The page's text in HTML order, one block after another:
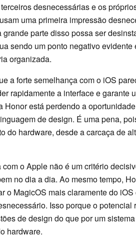
desnecessárias e os
uma primeira impressão
parte disso possa ser
sendo um ponto negativo
organizada.
a forte semelhança com o iOS
rapidamente a interface e garante
Honor está perdendo a
de design. É uma pena,
do hardware, desde a carcaça de
o Apple não é um critério
no dia a dia. Ao mesmo tempo,
o MagicOS mais claramente do
Isso porque o potencial
de design do que por um
hardware.